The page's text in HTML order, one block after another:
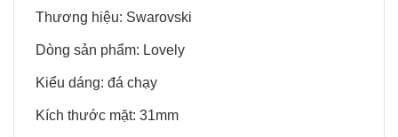
Thương hiệu: Swarovski
Dòng sản phẩm: Lovely
Kiểu dáng: đá chạy
Kích thước mặt: 31mm